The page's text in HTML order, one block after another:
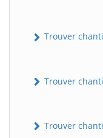
Trouver
Trouver
Trouver